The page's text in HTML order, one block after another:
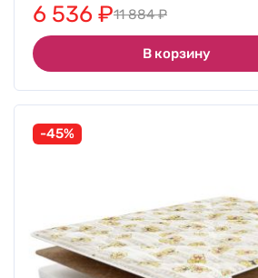
6 536 ₽11 884₽
В корзину
-45%